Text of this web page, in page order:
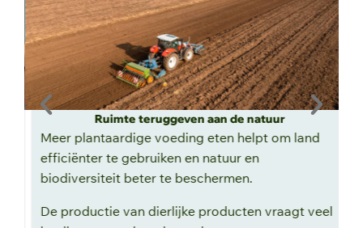
Ruimte teruggeven aan de natuur
Meer plantaardige voeding eten helpt om land
efficiënter te gebruiken en natuur en
biodiversiteit beter te beschermen.
De productie van dierlijke producten vraagt veel